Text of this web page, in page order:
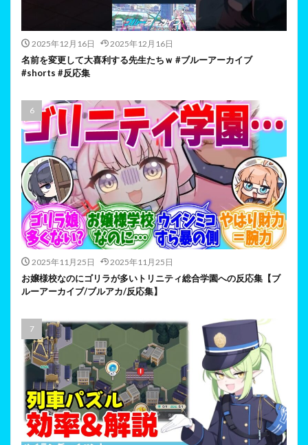
2025年12月16日 2025年12月16日
名前を変更して大喜利する先生たちｗ #ブルーアーカイブ
#shorts #反応集
2025年11月25日 2025年11月25日
お嬢様校なのにゴリラが多いトリニティ総合学園への反応集【ブ
ルーアーカイブ/ブルアカ/反応集】